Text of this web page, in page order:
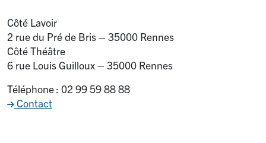
Côté Lavoir
2 rue du Pré de Bris – 35000 Rennes
Côté Théâtre
6 rue Louis Guilloux – 35000 Rennes
Téléphone : 02 99 59 88 88
Contact